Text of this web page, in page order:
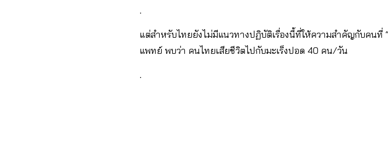
.
แต่สำหรับไทยยังไม่มีแนวทางปฏิบัติเรื่องนี้ที่ให้ความสำคัญกับคนที่
แพทย์ พบว่า คนไทยเสียชีวิตไปกับมะเร็งปอด 40 คน/วัน
.